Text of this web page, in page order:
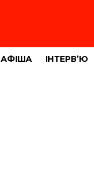
АФІША ІНТЕРВ’Ю